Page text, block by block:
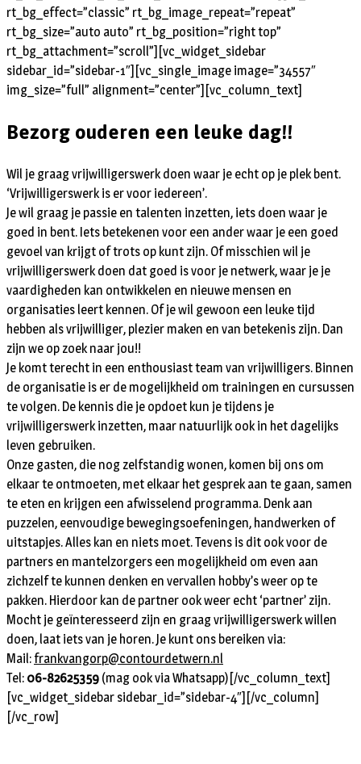
rt_bg_effect=”classic” rt_bg_image_repeat=”repeat”
rt_bg_size=”auto auto” rt_bg_position=”right top”
rt_bg_attachment=”scroll”][vc_widget_sidebar
sidebar_id=”sidebar-1″][vc_single_image image=”34557″
img_size=”full” alignment=”center”][vc_column_text]
Bezorg ouderen een leuke dag!!
Wil je graag vrijwilligerswerk doen waar je echt op je plek bent.
‘Vrijwilligerswerk is er voor iedereen’.
Je wil graag je passie en talenten inzetten, iets doen waar je
goed in bent. Iets betekenen voor een ander waar je een goed
gevoel van krijgt of trots op kunt zijn. Of misschien wil je
vrijwilligerswerk doen dat goed is voor je netwerk, waar je je
vaardigheden kan ontwikkelen en nieuwe mensen en
organisaties leert kennen. Of je wil gewoon een leuke tijd
hebben als vrijwilliger, plezier maken en van betekenis zijn. Dan
zijn we op zoek naar jou!!
Je komt terecht in een enthousiast team van vrijwilligers. Binnen
de organisatie is er de mogelijkheid om trainingen en cursussen
te volgen. De kennis die je opdoet kun je tijdens je
vrijwilligerswerk inzetten, maar natuurlijk ook in het dagelijks
leven gebruiken.
Onze gasten, die nog zelfstandig wonen, komen bij ons om
elkaar te ontmoeten, met elkaar het gesprek aan te gaan, samen
te eten en krijgen een afwisselend programma. Denk aan
puzzelen, eenvoudige bewegingsoefeningen, handwerken of
uitstapjes. Alles kan en niets moet. Tevens is dit ook voor de
partners en mantelzorgers een mogelijkheid om even aan
zichzelf te kunnen denken en vervallen hobby’s weer op te
pakken. Hierdoor kan de partner ook weer echt ‘partner’ zijn.
Mocht je geïnteresseerd zijn en graag vrijwilligerswerk willen
doen, laat iets van je horen. Je kunt ons bereiken via:
Mail:frankvangorp@contourdetwern.nl
Tel: 06-82625359 (mag ook via Whatsapp) [/vc_column_text]
[vc_widget_sidebar sidebar_id=”sidebar-4″][/vc_column]
[/vc_row]